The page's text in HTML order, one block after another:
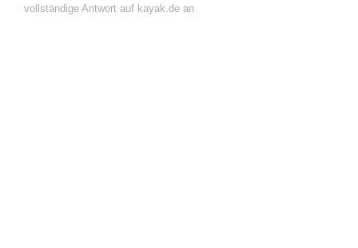
vollständige Antwort auf kayak.de an